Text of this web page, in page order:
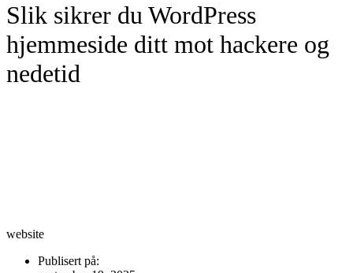
Slik sikrer du WordPress
hjemmeside ditt mot hackere og
nedetid
website
Publisert på: